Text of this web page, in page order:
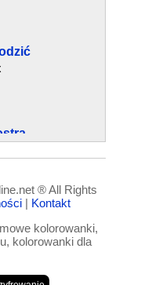
® All Rights
| Kontakt
kolorowanki,
kolorowanki dla